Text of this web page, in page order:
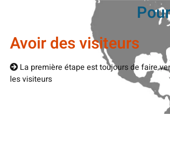
Avoir des visiteurs
La première étape est toujours de faire
les visiteurs